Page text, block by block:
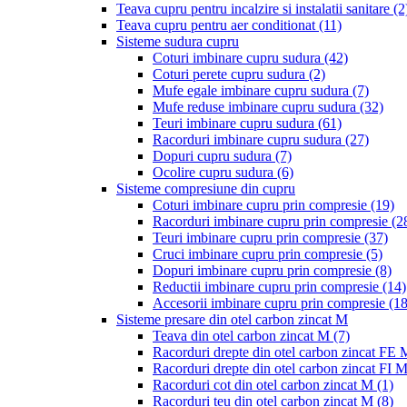
Teava cupru pentru incalzire si instalatii sanitare
Teava cupru pentru aer conditionat (11)
Sisteme sudura cupru
Coturi imbinare cupru sudura (42)
Coturi perete cupru sudura (2)
Mufe egale imbinare cupru sudura (7)
Mufe reduse imbinare cupru sudura (32)
Teuri imbinare cupru sudura (61)
Racorduri imbinare cupru sudura (27)
Dopuri cupru sudura (7)
Ocolire cupru sudura (6)
Sisteme compresiune din cupru
Coturi imbinare cupru prin compresie (19)
Racorduri imbinare cupru prin compresie
Teuri imbinare cupru prin compresie (37)
Cruci imbinare cupru prin compresie (5)
Dopuri imbinare cupru prin compresie (8)
Reductii imbinare cupru prin compresie (14)
Accesorii imbinare cupru prin compresie
Sisteme presare din otel carbon zincat M
Teava din otel carbon zincat M (7)
Racorduri drepte din otel carbon zincat FE
Racorduri drepte din otel carbon zincat FI M
Racorduri cot din otel carbon zincat M (1)
Racorduri teu din otel carbon zincat M (8)